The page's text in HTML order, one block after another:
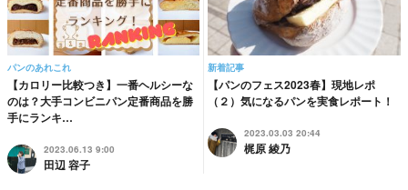
パンのあれこれ
【カロリー比較つき】一番ヘルシーな
のは？大手コンビニパン定番商品を勝
手にランキ…
2023.06.13 9:00
田辺 容子
新着記事
【パンのフェス2023春】現地レポ
（２）気になるパンを実食レポート！
2023.03.03 20:44
梶原 綾乃